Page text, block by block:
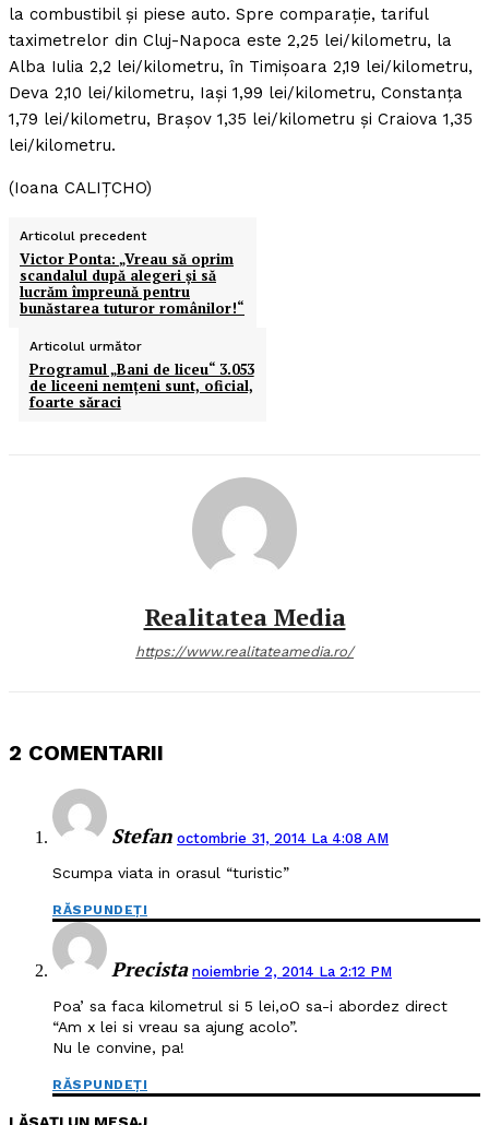
la combustibil şi piese auto. Spre comparaţie, tariful
taximetrelor din Cluj-Napoca este 2,25 lei/kilometru, la
Alba Iulia 2,2 lei/kilometru, în Timişoara 2,19 lei/kilometru,
Deva 2,10 lei/kilometru, Iaşi 1,99 lei/kilometru, Constanţa
1,79 lei/kilometru, Braşov 1,35 lei/kilometru şi Craiova 1,35
lei/kilometru.
(Ioana CALIŢCHO)
Articolul precedent
Victor Ponta: „Vreau să oprim
scandalul după alegeri şi să
lucrăm împreună pentru
bunăstarea tuturor românilor!“
Articolul următor
Programul „Bani de liceu“ 3.053
de liceeni nemţeni sunt, oficial,
foarte săraci
Realitatea Media
https://www.realitateamedia.ro/
2 COMENTARII
Stefan octombrie 31, 2014 La 4:08 AM
Scumpa viata in orasul “turistic”
RĂSPUNDEȚI
Precista noiembrie 2, 2014 La 2:12 PM
Poa’ sa faca kilometrul si 5 lei,oO sa-i abordez direct
“Am x lei si vreau sa ajung acolo”.
Nu le convine, pa!
RĂSPUNDEȚI